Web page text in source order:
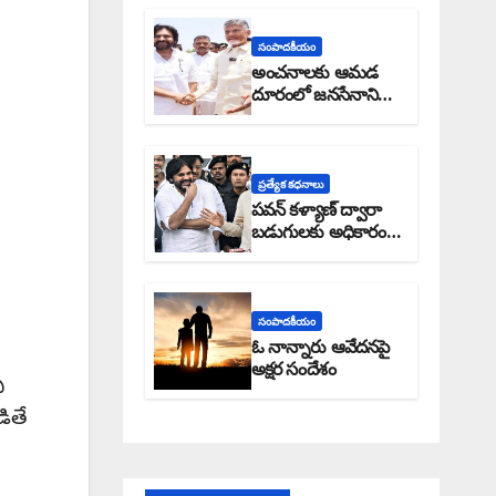
సంపాదకీయం
అంచనాలకు ఆమడ
దూరంలో జనసేనాని?:
అక్షర సందేశం
ప్రత్యేక కధనాలు
పవన్ కళ్యాణ్ ద్వారా
బడుగులకు అధికారం
ఎండమావేనా: అక్షర
సంపాదకీయం
ఓ నాన్నారు ఆవేదనపై
అక్షర సందేశం